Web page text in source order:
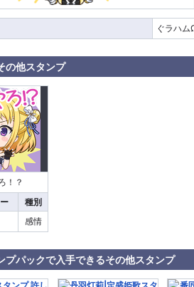
ぐラハム
の他スタンプ
！？
種別
感情
プパックで入手できるその他スタンプ